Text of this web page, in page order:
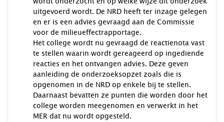
uitgevoerd wordt. De NRD heeft ter inzage gelegen
en er is een advies gevraagd aan de Commissie
voor de milieueffectrapportage.
Het college wordt nu gevraagd de reactienota vast
te stellen waarin wordt gereageerd op ingediende
reacties en het ontvangen advies. Deze geven
aanleiding de onderzoeksopzet zoals die is
opgenomen in de NRD op enkele bij te stellen.
Daarnaast bevatten ze punten die worden door het
college worden meegenomen en verwerkt in het
MER dat nu wordt opgesteld.